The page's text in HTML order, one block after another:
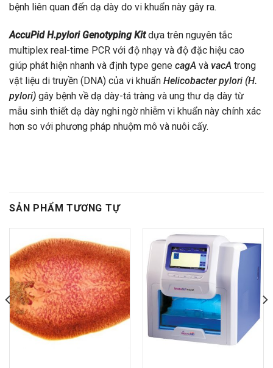
bệnh liên quan đến dạ dày do vi khuẩn này gây ra.
AccuPid H.pylori Genotyping Kitdựa trên nguyên tắc
multiplex real-time PCR với độ nhạy và độ đặc hiệu cao
giúp phát hiện nhanh và định type gene cagA và vacA trong
vật liệu di truyền (DNA) của vi khuẩn Helicobacter pylori (H.
pylori) gây bệnh về dạ dày-tá tràng và ung thư dạ dày từ
mẫu sinh thiết dạ dày nghi ngờ nhiễm vi khuẩn này chính xác
hơn so với phương pháp nhuộm mô và nuôi cấy.
SẢN PHẨM TƯƠNG TỰ